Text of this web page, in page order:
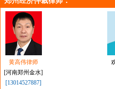
黄高伟律师
[河南郑州金水]
[13014527887]